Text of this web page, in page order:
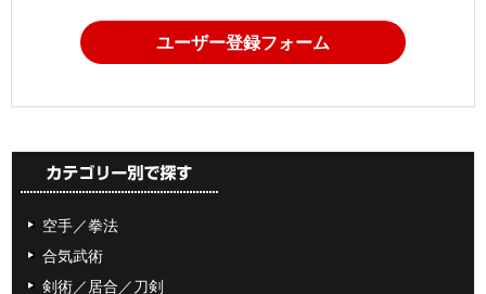
ユーザー登録フォーム
空手／拳法
合気武術
剣術／居合／刀剣